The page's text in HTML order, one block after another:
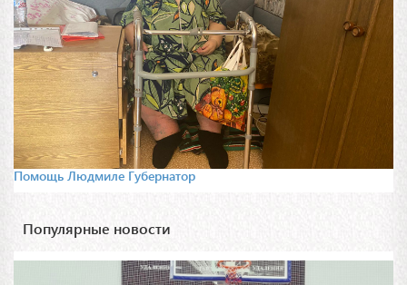
Помощь Людмиле Губернатор
Популярные новости